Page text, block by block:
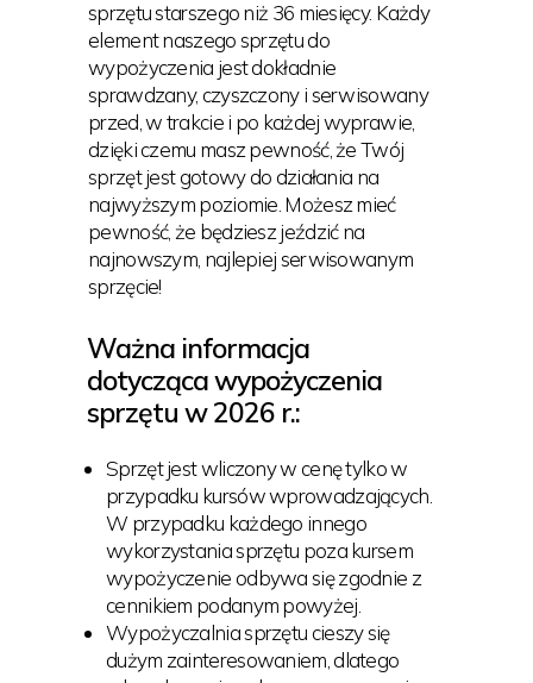
Ważna informacja
dotycząca wypożyczenia
sprzętu w 2026 r.:
Sprzęt jest wliczony w cenę tylko w
przypadku kursów wprowadzających.
W przypadku każdego innego
wykorzystania sprzętu poza kursem
wypożyczenie odbywa się zgodnie z
cennikiem podanym powyżej.
Wypożyczalnia sprzętu cieszy się
dużym zainteresowaniem, dlatego
sprzętu starszego niż 36 miesięcy. Każdy
element naszego sprzętu do
wypożyczenia jest dokładnie
sprawdzany, czyszczony i serwisowany
przed, w trakcie i po każdej wyprawie,
dzięki czemu masz pewność, że Twój
sprzęt jest gotowy do działania na
najwyższym poziomie. Możesz mieć
pewność, że będziesz jeździć na
najnowszym, najlepiej serwisowanym
sprzęcie!